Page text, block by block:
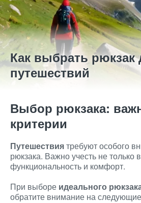
Как выбрать рюкзак
путешествий
Выбор рюкзака:
критерии
Путешествиятребуют особого
рюкзака. Важно учесть не только
функциональность и комфорт.
При выборе идеального
обратите внимание на